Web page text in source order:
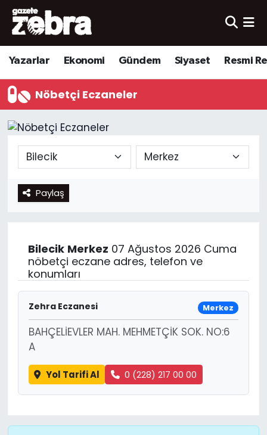
Yazarlar Ekonomi Gündem Siyaset Resmi
Nöbetçi Eczaneler
Paylaş
Bilecik Merkez 07 Ağustos 2026 Cuma
nöbetçi eczane adres, telefon ve
konumları
Zehra Eczanesi Merkez
BAHÇELİEVLER MAH. MEHMETÇİK SOK. NO:6
A
Yol Tarifi Al 0 (228) 217 00 00
Yazarlar
Ekonomi
Kültür-Sanat
Yerel
Spor
Nöbetçi Eczaneler
Hava Durumu
Trafik Durumu
Süper Lig Puan Durumu ve Fikstür
Tüm Manşetler
Son Dakika Haberleri